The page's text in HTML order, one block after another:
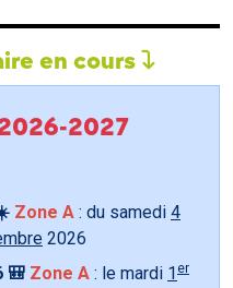
en cours
2027
Zone A : du samedi 4
2026
🎒 Zone A : le mardi 1 er